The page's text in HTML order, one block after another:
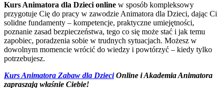
Kurs Animatora dla Dzieci online w sposób kompleksowy
przygotuje Cię do pracy w zawodzie Animatora dla Dzieci, dając Ci
solidne fundamenty – kompetencje, praktyczne umiejętności,
poznanie zasad bezpieczeństwa, tego co się może stać i jak temu
zapobiec, poradzenia sobie w trudnych sytuacjach. Możesz w
dowolnym momencie wrócić do wiedzy i powtórzyć – kiedy tylko
potrzebujesz.
Kurs Animatora Zabaw dla DzieciOnline i Akademia Animatora
zapraszają właśnie Ciebie!